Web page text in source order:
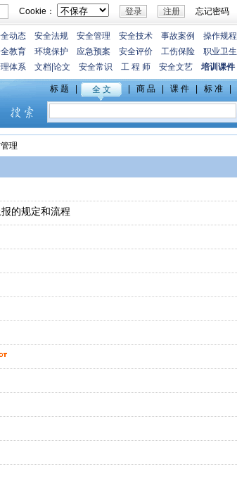
Cookie： 忘记密码
动态 安全法规 安全管理 安全技术 事故案例 操作规程
教育
环境保护 应急预案 安全评价 工伤保险 职业卫生
体系
文档 论文 安全常识 工 程 师 安全文艺 培训课件
理
的规定和流程